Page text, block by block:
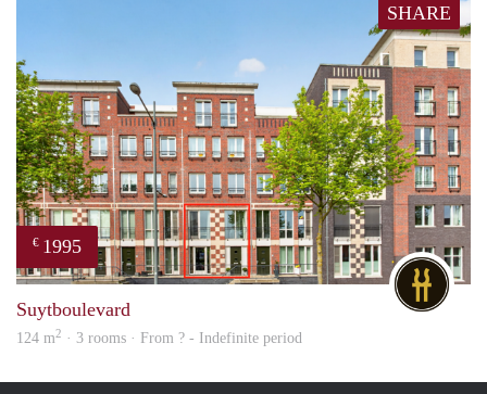
SHARE
€ 1995
DG
Suytboulevard
124 m2 · 3 rooms · From ? - Indefinite period